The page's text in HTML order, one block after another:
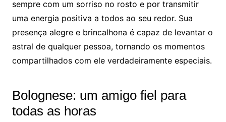
sempre com um sorriso no rosto e por transmitir
uma energia positiva a todos ao seu redor. Sua
presença alegre e brincalhona é capaz de levantar o
astral de qualquer pessoa, tornando os momentos
compartilhados com ele verdadeiramente especiais.
Bolognese: um amigo fiel para
todas as horas